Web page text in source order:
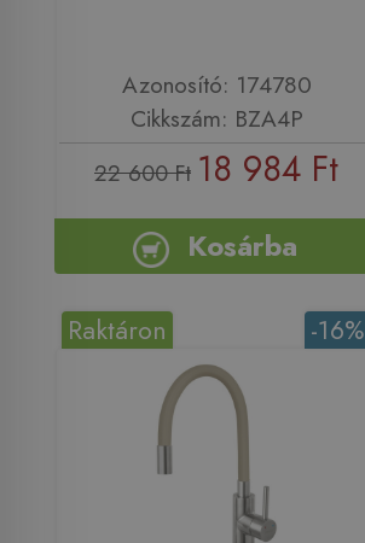
Azonosító: 174780
Cikkszám: BZA4P
22 600 Ft 18 984 Ft
Kosárba
-16%
Raktáron